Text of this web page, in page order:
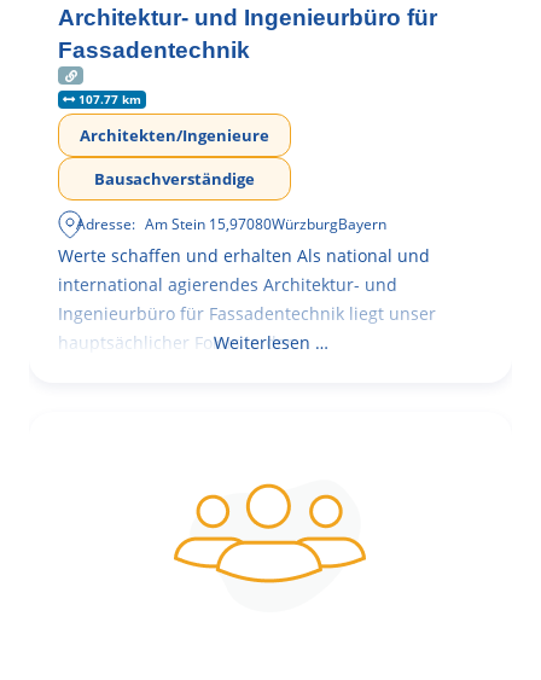
Architektur- und Ingenieurbüro für
Fassadentechnik
107.77 km
Architekten/Ingenieure
Bausachverständige
Adresse: Am Stein 15,97080WürzburgBayern
Werte schaffen und erhalten Als national und
international agierendes Architektur- und
Ingenieurbüro für Fassadentechnik liegt unser
hauptsächlicher Fokus in der
Weiterlesen …